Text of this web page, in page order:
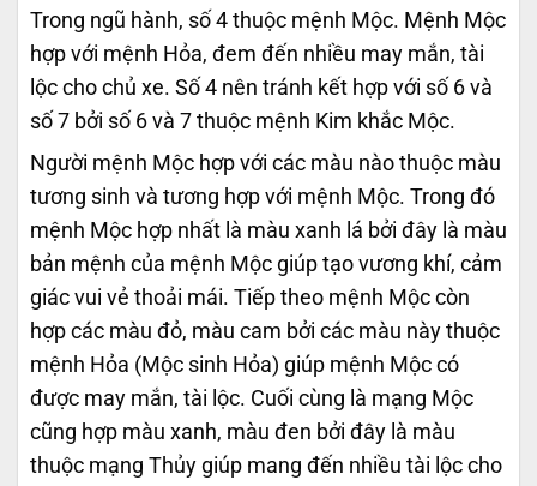
Trong ngũ hành, số 4 thuộc mệnh Mộc. Mệnh Mộc
hợp với mệnh Hỏa, đem đến nhiều may mắn, tài
lộc cho chủ xe. Số 4 nên tránh kết hợp với số 6 và
số 7 bởi số 6 và 7 thuộc mệnh Kim khắc Mộc.
Người mệnh Mộc hợp với các màu nào thuộc màu
tương sinh và tương hợp với mệnh Mộc. Trong đó
mệnh Mộc hợp nhất là màu xanh lá bởi đây là màu
bản mệnh của mệnh Mộc giúp tạo vương khí, cảm
giác vui vẻ thoải mái. Tiếp theo mệnh Mộc còn
hợp các màu đỏ, màu cam bởi các màu này thuộc
mệnh Hỏa (Mộc sinh Hỏa) giúp mệnh Mộc có
được may mắn, tài lộc. Cuối cùng là mạng Mộc
cũng hợp màu xanh, màu đen bởi đây là màu
thuộc mạng Thủy giúp mang đến nhiều tài lộc cho